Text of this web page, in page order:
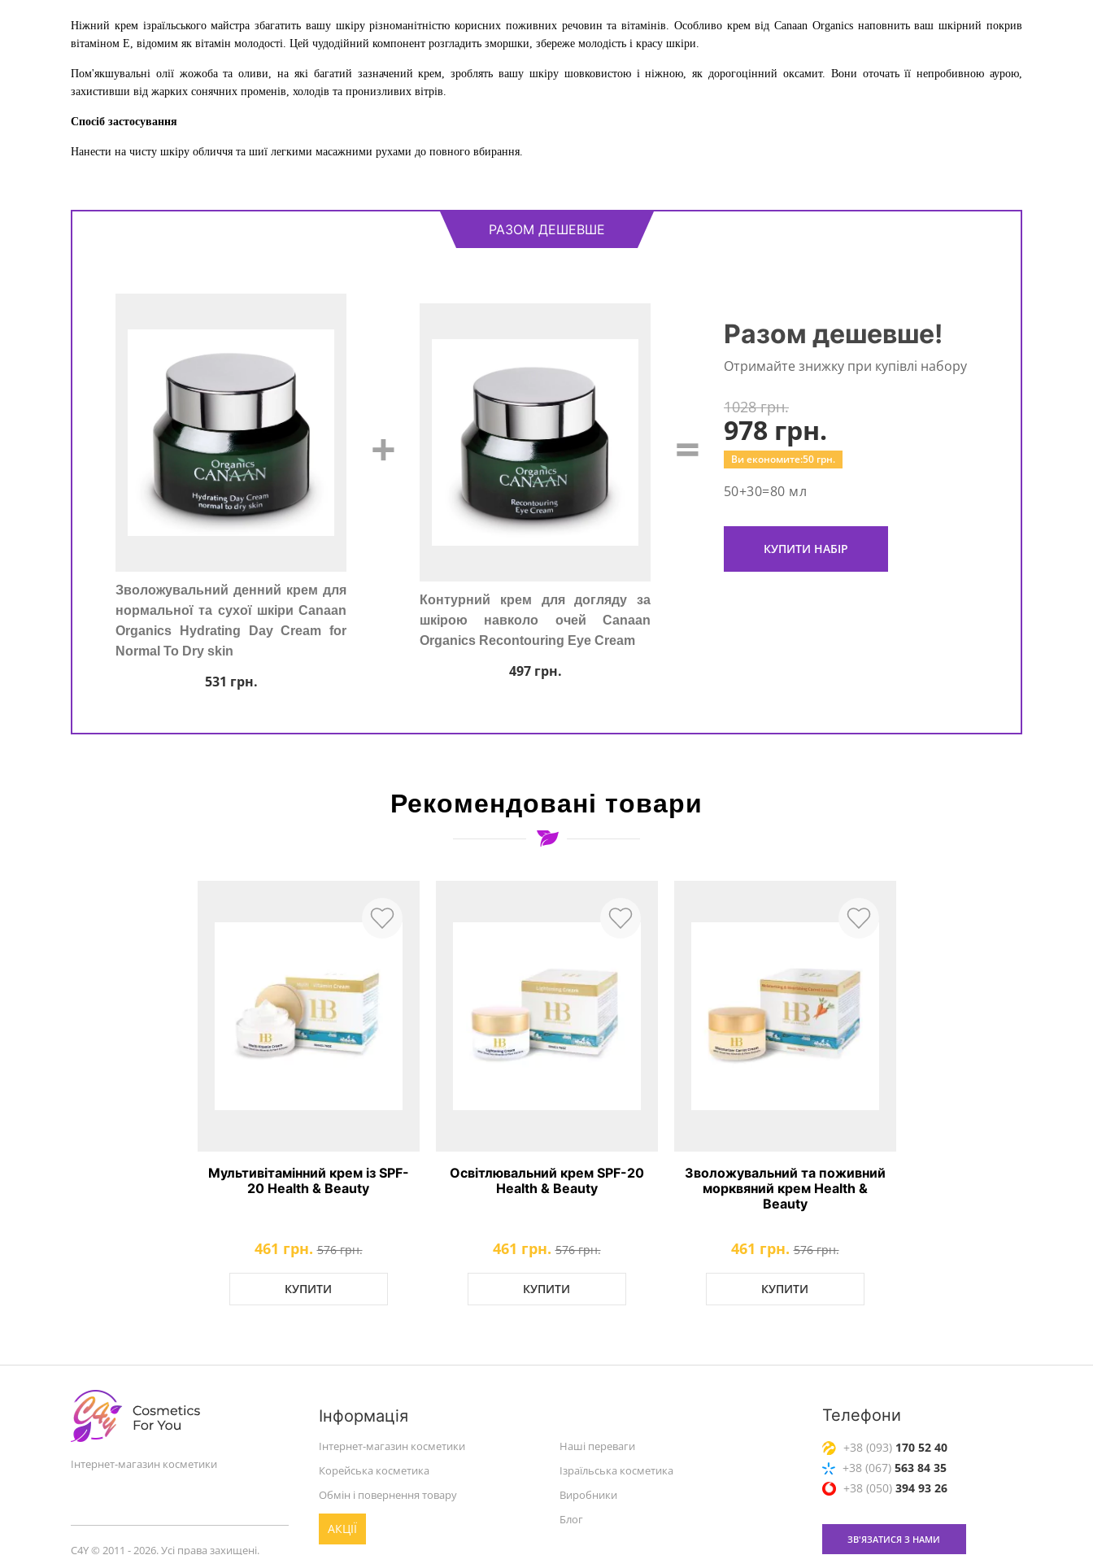
Ніжний крем ізраїльського майстра збагатить вашу шкіру різноманітністю корисних поживних речовин та вітамінів. Особливо крем від Canaan Organics наповнить ваш шкірний покрив
вітаміном Е, відомим як вітамін молодості. Цей чудодійний компонент розгладить зморшки, збереже молодість і красу шкіри.
Пом'якшувальні олії жожоба та оливи, на які багатий зазначений крем, зроблять вашу шкіру шовковистою і ніжною, як дорогоцінний оксамит. Вони оточать її непробивною аурою,
захистивши від жарких сонячних променів, холодів та пронизливих вітрів.
Спосіб застосування
Нанести на чисту шкіру обличчя та шиї легкими масажними рухами до повного вбирання.
РАЗОМ ДЕШЕВШЕ
Зволожувальний денний крем для
нормальної та сухої шкіри Canaan
Organics Hydrating Day Cream for
Normal To Dry skin
531 грн.
+
Контурний крем для догляду за
шкірою навколо очей Canaan
Organics Recontouring Eye Cream
497грн.
=
Разом дешевше!
Отримайте знижку при купівлі набору
1028 грн.
978 грн.
Ви економите:50 грн.
50+30=80 мл
КУПИТИ НАБІР
Рекомендовані товари
Мультивітамінний крем із SPF-
20 Health & Beauty
461 грн. 576 грн.
КУПИТИ
Освітлювальний крем SPF-20
Health & Beauty
461 грн. 576 грн.
КУПИТИ
Зволожувальний та поживний
морквяний крем Health &
Beauty
461 грн. 576 грн.
КУПИТИ
Інтернет-магазин косметики
Інформація
Інтернет-магазин косметики
Наші переваги
Корейська косметика
Ізраїльська косметика
Обмін і повернення товару
Виробники
АКЦІЇ
Блог
Телефони
+38 (093) 170 52 40
+38 (067) 563 84 35
+38 (050) 394 93 26
ЗВ'ЯЗАТИСЯ З НАМИ
C4Y © 2011 - 2026. Усі права захищені.